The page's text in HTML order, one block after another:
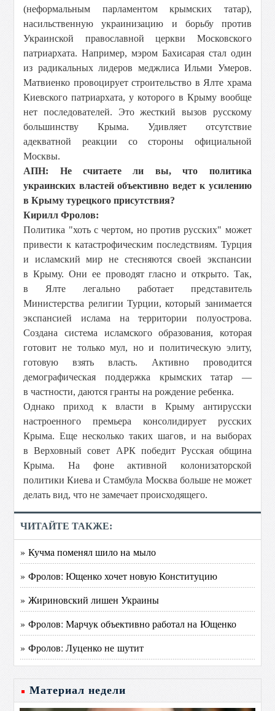
(неформальным парламентом крымских татар),
насильственную украинизацию и борьбу против
Украинской православной церкви Московского
патриархата. Например, мэром Бахисарая стал один
из радикальных лидеров меджлиса Ильми Умеров.
Матвиенко провоцирует строительство в Ялте храма
Киевского патриархата, у которого в Крыму вообще
нет последователей. Это жесткий вызов русскому
большинству Крыма. Удивляет отсутствие
адекватной реакции со стороны официальной
Москвы.
АПН: Не считаете ли вы, что политика
украинских властей объективно ведет к усилению
в Крыму турецкого присутствия?
Кирилл Фролов:
Политика "хоть с чертом, но против русских" может
привести к катастрофическим последствиям. Турция
и исламский мир не стесняются своей экспансии
в Крыму. Они ее проводят гласно и открыто. Так,
в Ялте легально работает представитель
Министерства религии Турции, который занимается
экспансией ислама на территории полуострова.
Создана система исламского образования, которая
готовит не только мул, но и политическую элиту,
готовую взять власть. Активно проводится
демографическая поддержка крымских татар —
в частности, даются гранты на рождение ребенка.
Однако приход к власти в Крыму антирусски
настроенного премьера консолидирует русских
Крыма. Еще несколько таких шагов, и на выборах
в Верховный совет АРК победит Русская община
Крыма. На фоне активной колонизаторской
политики Киева и Стамбула Москва больше не может
делать вид, что не замечает происходящего.
ЧИТАЙТЕ ТАКЖЕ:
» Кучма поменял шило на мыло
» Фролов: Ющенко хочет новую Конституцию
» Жириновский лишен Украины
» Фролов: Марчук объективно работал на Ющенко
» Фролов: Луценко не шутит
Материал недели